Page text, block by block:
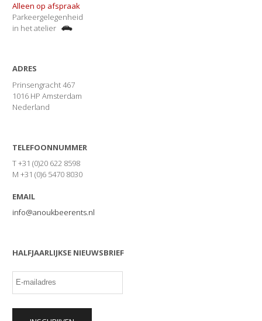
Alleen op afspraak
Parkeergelegenheid
in het atelier
ADRES
Prinsengracht 467
1016 HP Amsterdam
Nederland
TELEFOONNUMMER
T +31 (0)20 622 8598
M +31 (0)6 5470 8030
EMAIL
info@anoukbeerents.nl
HALFJAARLIJKSE NIEUWSBRIEF